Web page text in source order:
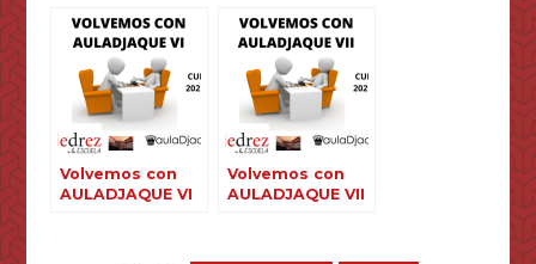
Volvemos con
AULADJAQUE VI
Volvemos con
AULADJAQUE VII